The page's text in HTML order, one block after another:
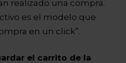
realizado una compra.
es el modelo que
en un click”.
el carrito de la